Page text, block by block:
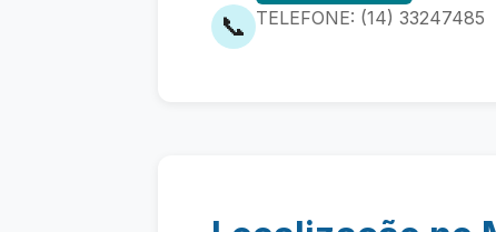
📞 TELEFONE: (14) 33247485